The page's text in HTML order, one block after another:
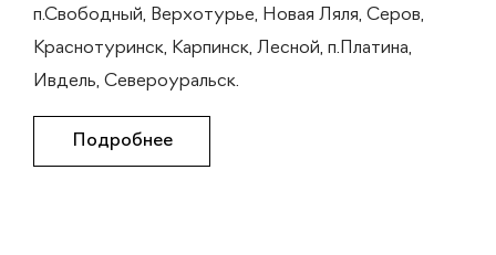
п.Свободный, Верхотурье, Новая Ляля, Серов,
Краснотуринск, Карпинск, Лесной, п.Платина,
Ивдель, Североуральск.
Подробнее